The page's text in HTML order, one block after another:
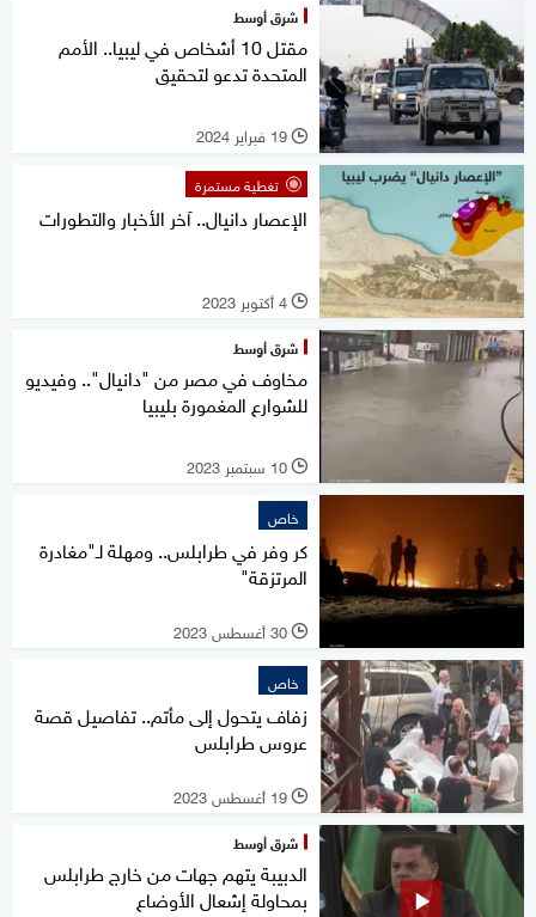
شرق أوسط
مقتل 10 أشخاص في ليبيا.. الأمم
المتحدة تدعو لتحقيق
l 19 فبراير 2024
تغطية مستمرة
الإعصار دانيال.. آخر الأخبار والتطورات
l 4 أكتوبر 2023
شرق أوسط
مخاوف في مصر من "دانيال".. وفيديو
للشوارع المغمورة بليبيا
l 10 سبتمبر 2023
خاص
كر وفر في طرابلس.. ومهلة لـ"مغادرة
المرتزقة"
l 30 أغسطس 2023
خاص
زفاف يتحول إلى مأتم.. تفاصيل قصة
عروس طرابلس
l 19 أغسطس 2023
شرق أوسط
الدبيبة يتهم جهات من خارج طرابلس
بمحاولة إشعال الأوضاع